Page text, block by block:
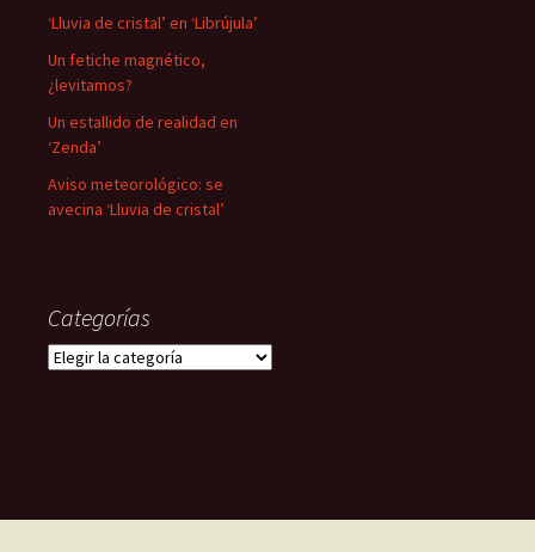
‘Lluvia de cristal’ en ‘Librújula’
Un fetiche magnético,
¿levitamos?
Un estallido de realidad en
‘Zenda’
Aviso meteorológico: se
avecina ‘Lluvia de cristal’
Categorías
Categorías